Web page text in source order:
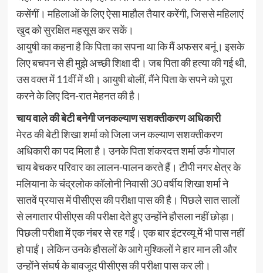
कसेंगीं। महिलाओं के लिए ऐसा माहौल तैयार करेंगी, जिससे महिलाएं
खुद को सुरक्षित महसूस कर सकें।
आयुषी का कहना है कि पिता का सपना था कि मैं अफसर बनूं। इसके
लिए बचपन से ही मुझे अच्छी शिक्षा दी। जब पिता की हत्या की गई थी,
उस वक्त में 11वीं में थी। आयुषी बोलीं, मैंने पिता के सपने को पूरा
करने के लिए दिन-रात मेहनत की है।
चाय वाले की बेटी बनेगी जनकल्याण सशक्तीकरण अधिकारी
मेरठ की बेटी शिखा शर्मा को जिला जन कल्याण सशक्तीकरण
अधिकारी का पद मिला है। उनके पिता शंकरदत्त शर्मा उर्फ गोपाल
चाय बेचकर परिवार का लालन-पालन करते हैं। टीपी नगर क्षेत्र के
मलियाना के चंद्रलोक कॉलोनी निवासी 30 वर्षीय शिखा शर्मा ने
सातवें प्रयास में पीसीएस की परीक्षा पास की है। पिछले सात सालों
से लगातार पीसीएस की परीक्षा देते हुए उन्होंने हौसला नहीं छोड़ा।
पिछली परीक्षा में एक नंबर से रह गईं। एक बार इंटरव्यू में भी पास नहीं
हो पाईं। लेकिन उनके हौसलों के आगे मुश्किलों ने हार मान ली और
उन्होंने संघर्ष के बावजूद पीसीएस की परीक्षा पास कर ली।